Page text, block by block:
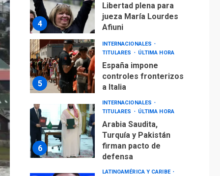
4
Libertad plena para
jueza María Lourdes
Afiuni
5
INTERNACIONALES
TITULARES
ÚLTIMA HORA
España impone
controles fronterizos
a Italia
6
INTERNACIONALES
TITULARES
ÚLTIMA HORA
Arabia Saudita,
Turquía y Pakistán
firman pacto de
defensa
LATINOAMÉRICA Y CARIBE